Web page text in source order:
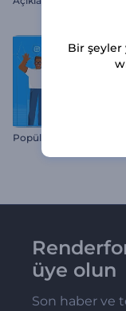
Popüler Açıklayıcı
üye olun
Son haber ve
Bir